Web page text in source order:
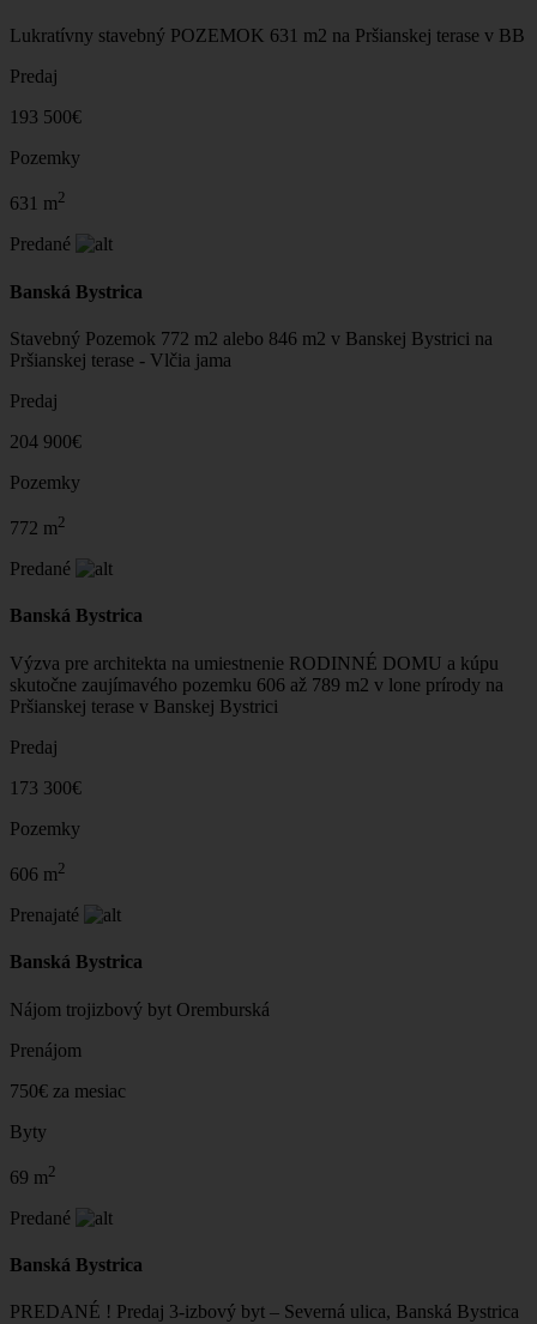
Lukratívny stavebný POZEMOK 631 m2 na Pršianskej terase v BB
Predaj
193 500€
Pozemky
631 m2
Predané
Banská Bystrica
Stavebný Pozemok 772 m2 alebo 846 m2 v Banskej Bystrici na
Pršianskej terase - Vlčia jama
Predaj
204 900€
Pozemky
772 m2
Predané
Banská Bystrica
Výzva pre architekta na umiestnenie RODINNÉ DOMU a kúpu
skutočne zaujímavého pozemku 606 až 789 m2 v lone prírody na
Pršianskej terase v Banskej Bystrici
Predaj
173 300€
Pozemky
606 m2
Prenajaté
Banská Bystrica
Nájom trojizbový byt Oremburská
Prenájom
750€ za mesiac
Byty
69 m2
Predané
Banská Bystrica
PREDANÉ ! Predaj 3-izbový byt – Severná ulica, Banská Bystrica